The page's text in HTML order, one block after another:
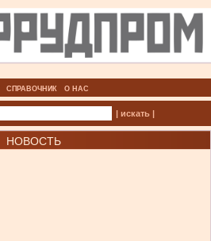
СПРАВОЧНИК О НАС
| искать |
НОВОСТЬ